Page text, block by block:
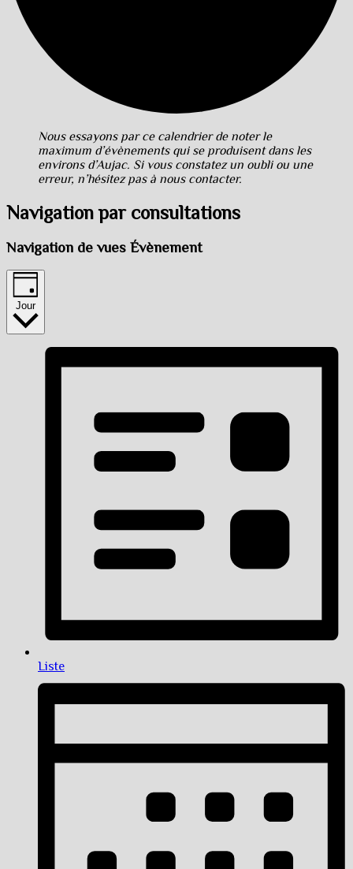
Nous essayons par ce calendrier de noter le
maximum d’évènements qui se produisent dans les
environs d’Aujac. Si vous constatez un oubli ou une
erreur, n’hésitez pas à nous contacter.
Navigation par consultations
Navigation de vues Évènement
Jour
Liste